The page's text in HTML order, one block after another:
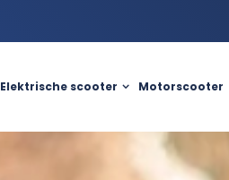
Elektrische scooter Motorscooter